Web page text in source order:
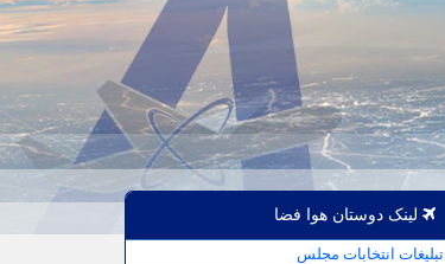
لینک دوستان هوا فضا
تبلیغات انتخابات مجلس